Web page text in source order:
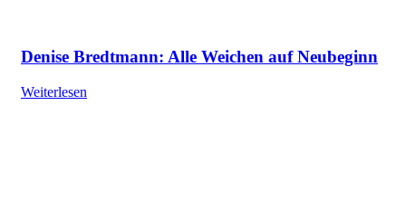
Denise Bredtmann: Alle Weichen auf Neubeginn
Weiterlesen